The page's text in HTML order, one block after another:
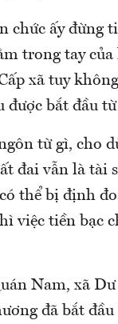
chức ấy đừng
trong tay
xã tuy
được bắt đầu
từ gì, cho
đai vẫn là tài
thể bị định
việc tiền bạc
Nam, xã
đã bắt